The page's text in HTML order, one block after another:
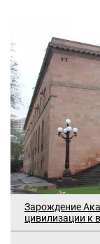
Зарождение
цивилизации к